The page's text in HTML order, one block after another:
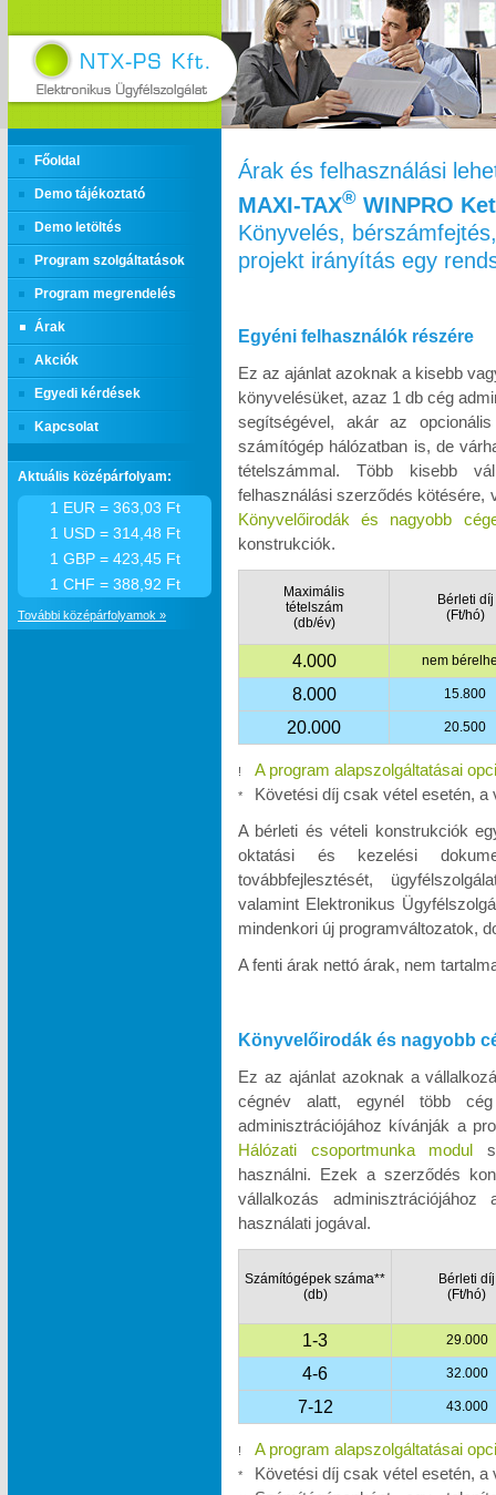
Főoldal
Demo tájékoztató
Demo letöltés
Program szolgáltatások
Program megrendelés
Árak
Akciók
Egyedi kérdések
Kapcsolat
Árak és felhasználási
MAXI‑TAX® WINPRO
Könyvelés,
projekt irányítás egy
Egyéni felhasználók részére
Ez az ajánlat azoknak a kisebb
könyvelésüket, azaz 1 db cég
segítségével, akár az
számítógép hálózatban is, de
tételszámmal. Több kisebb
felhasználási szerződés kötésére,
Könyvelőirodák és nagyobb
konstrukciók.
Maximális
tételszám
(db/év)
Bérleti díj
(Ft/hó)
4.000 nem
8.000 15.800
20.000 20.500
! A program alapszolgáltatásai
*
Követési díj csak vétel esetén, a
A bérleti és vételi konstrukciók
oktatási és kezelési
továbbfejlesztését,
valamint Elektronikus
mindenkori új programváltozatok,
A fenti árak nettó árak, nem
Könyvelőirodák és nagyobb
Ez az ajánlat azoknak a
cégnév alatt, egynél több
adminisztrációjához kívánják a
Hálózati csoportmunka modul
használni. Ezek a szerződés
vállalkozás
használati jogával.
Számítógépek száma**
(db)
Bérleti díj
(Ft/hó)
1-3 29.000
4-6 32.000
7-12 43.000
! A program alapszolgáltatásai
* Követési díj csak vétel esetén, a
Aktuális középárfolyam:
1 EUR = 363,03 Ft
1 USD = 314,48 Ft
1 GBP = 423,45 Ft
1 CHF = 388,92 Ft
További középárfolyamok »